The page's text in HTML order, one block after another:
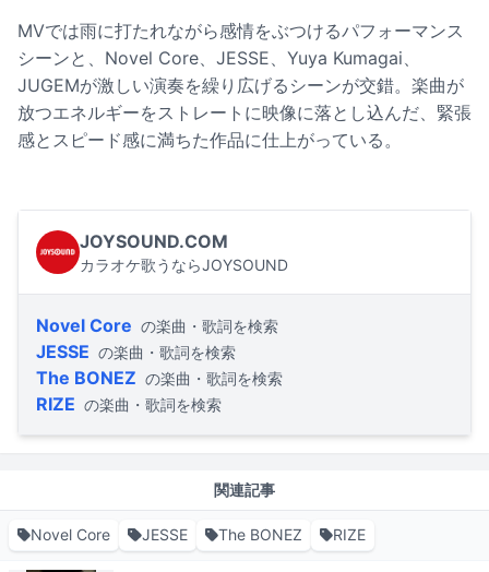
MVでは雨に打たれながら感情をぶつけるパフォーマンス
シーンと、Novel Core、JESSE、Yuya Kumagai、
JUGEMが激しい演奏を繰り広げるシーンが交錯。楽曲が
放つエネルギーをストレートに映像に落とし込んだ、緊張
感とスピード感に満ちた作品に仕上がっている。
JOYSOUND.COM
カラオケ歌うならJOYSOUND
Novel Core の楽曲・歌詞を検索
JESSE の楽曲・歌詞を検索
The BONEZ の楽曲・歌詞を検索
RIZE の楽曲・歌詞を検索
関連記事
Novel Core JESSE The BONEZ RIZE